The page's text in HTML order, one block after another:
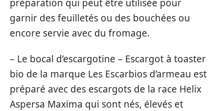
préparation qui peut être utilisée pour
garnir des feuilletés ou des bouchées ou
encore servie avec du fromage.
– Le bocal d’escargotine – Escargot à toaster
bio de la marque Les Escarbios d’armeau est
préparé avec des escargots de la race Helix
Aspersa Maxima qui sont nés, élevés et